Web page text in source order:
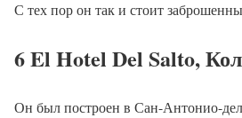
С тех пор он так и стоит
6 El Hotel Del Salto,
Он был построен в Сан-Антонио-